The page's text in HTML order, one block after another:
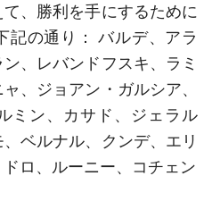
、勝利を手にするために
記の通り：バルデ、アラ
、レバンドフスキ、ラミ
、ジョアン・ガルシア、
ミン、カサド、ジェラル
ベルナル、クンデ、エリ
ロ、ルーニー、コチェン